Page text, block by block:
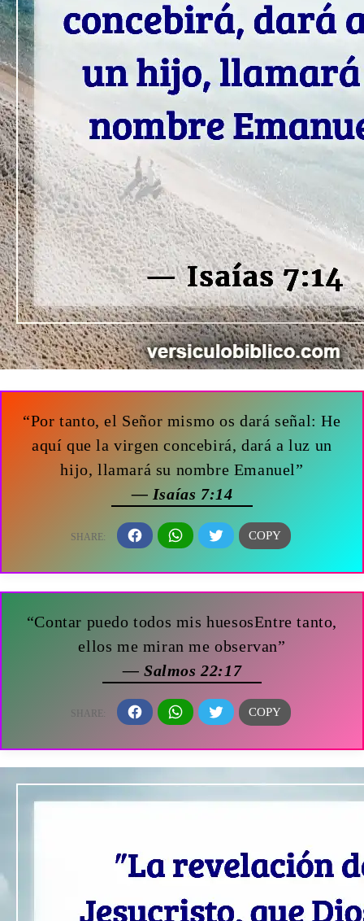
“Por tanto, el Señor mismo os dará señal: He
aquí que la virgen concebirá, dará a luz un
hijo, llamará su nombre Emanuel”
— Isaías 7:14
“Contar puedo todos mis huesosEntre tanto,
ellos me miran me observan”
— Salmos 22:17